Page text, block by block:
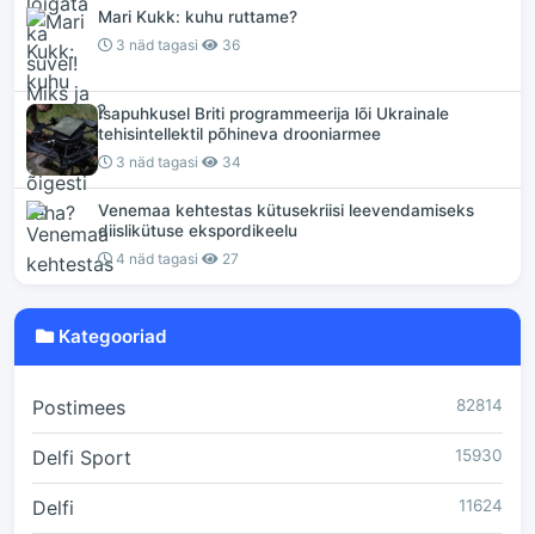
Mari Kukk: kuhu ruttame?
3 näd tagasi 36
Isapuhkusel Briti programmeerija lõi Ukrainale
tehisintellektil põhineva drooniarmee
3 näd tagasi 34
Venemaa kehtestas kütusekriisi leevendamiseks
diislikütuse ekspordikeelu
4 näd tagasi 27
Kategooriad
Postimees 82814
Delfi Sport 15930
Delfi 11624